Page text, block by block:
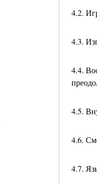
4.2.
4.3.
4.4.
4.5.
4.6.
4.7.